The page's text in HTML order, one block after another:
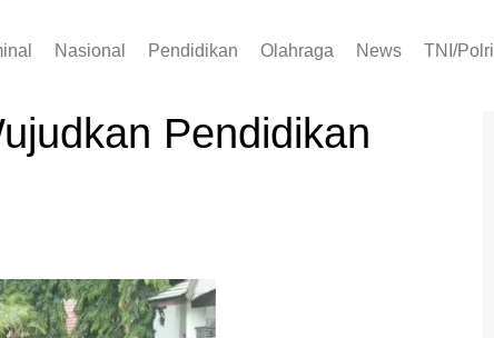
Nasional Pendidikan Olahraga News TNI/Polri
Pendidikan